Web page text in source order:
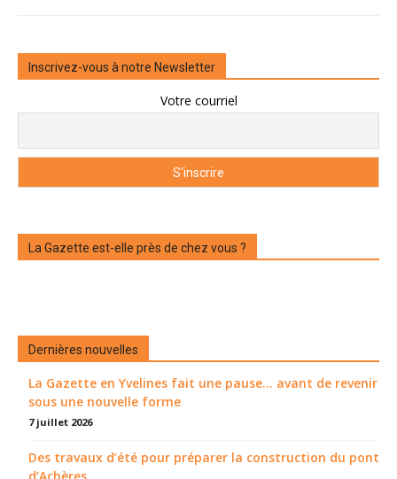
Inscrivez-vous à notre Newsletter
Votre courriel
La Gazette est-elle près de chez vous ?
Dernières nouvelles
La Gazette en Yvelines fait une pause... avant de revenir
sous une nouvelle forme
7 juillet 2026
Des travaux d’été pour préparer la construction du pont